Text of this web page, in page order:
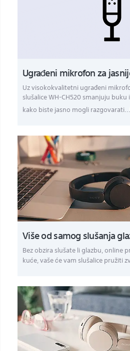
Ugrađeni mikrofon za
Uz visokokvalitetni ugrađeni
slušalice WH-CH520 smanjuju
kako biste jasno mogli razgovarati...
Više od samog slušanja
Bez obzira slušate li glazbu, online
kuće, vaše će vam slušalice pružiti